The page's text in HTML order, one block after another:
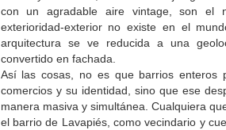
con un agradable aire vintage, son el
exterioridad-exterior no existe en el
arquitectura se ve reducida a una
convertido en fachada.
Así las cosas, no es que barrios enteros
comercios y su identidad, sino que ese
manera masiva y simultánea. Cualquiera
el barrio de Lavapiés, como vecindario y